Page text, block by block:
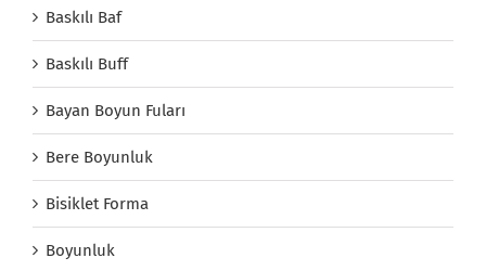
Baskılı Baf
Baskılı Buff
Bayan Boyun Fuları
Bere Boyunluk
Bisiklet Forma
Boyunluk